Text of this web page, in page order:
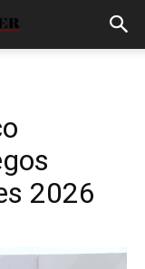
2026